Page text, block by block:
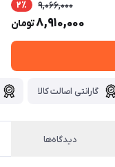
9,066,000 2٪
8,910,000تومان
گارانتی اصالت کالا
دیدگاه‌ها